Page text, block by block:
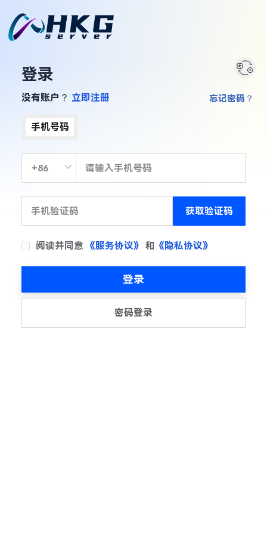
登录
没有账户？ 立即注册
手机号码
获取验证码
阅读并同意 《服务协议》 和 《隐私协议》
忘记密码？
登录
密码登录